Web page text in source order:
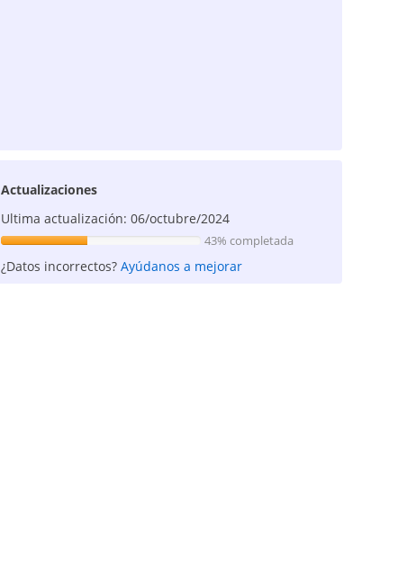
Actualizaciones
Ultima actualización: 06/octubre/2024
43% completada
¿Datos incorrectos?Ayúdanos a mejorar